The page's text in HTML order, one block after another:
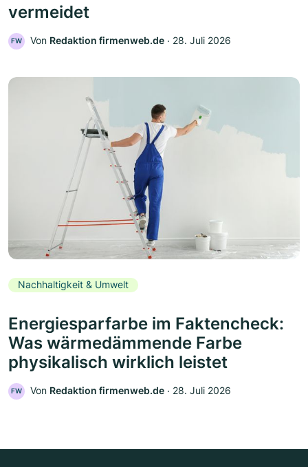
vermeidet
FW Von Redaktion firmenweb.de ‧ 28. Juli 2026
Nachhaltigkeit & Umwelt
Energiesparfarbe im Faktencheck:
Was wärmedämmende Farbe
physikalisch wirklich leistet
FW Von Redaktion firmenweb.de ‧ 28. Juli 2026